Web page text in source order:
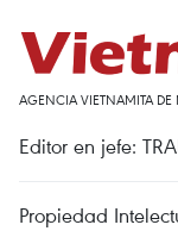
AGENCIA VIETNAMITA DE
Editor en jefe:
Propiedad